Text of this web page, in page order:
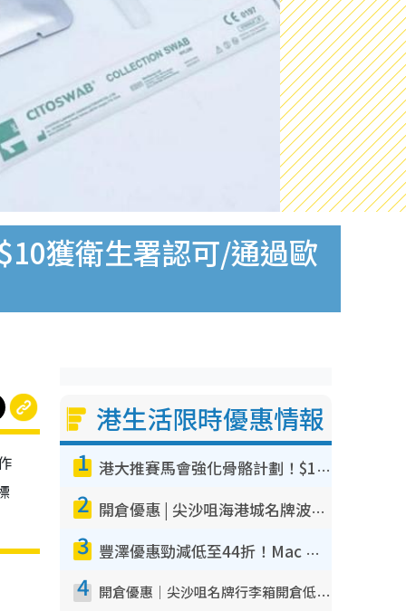
獲衛生署認可/通過歐
港生活限時優惠情報
1 港大推賽馬會強化骨骼計劃！$100骨質密度X光檢查 完成免費運動訓練送超市禮券！附參加資格
2 開倉優惠 | 尖沙咀海港城名牌波鞋開倉低至1折！On鞋$899起／Joy&Peace鞋履$98起
3 豐澤優惠勁減低至44折！Mac mini/iPhone17Pro大減價！廚房家電$220起
4 開倉優惠｜尖沙咀名牌行李箱開倉低至4折！一連5日 American Tourister/ace./Hallmark $200起！